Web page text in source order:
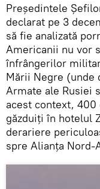
Președintele
declarat pe 3
să fie analizată
Americanii nu vor
înfrângerilor
Mării Negre (unde
Armate ale Rusiei
acest context, 400
găzduiți în hotelul
derariere
spre Alianța Nord-